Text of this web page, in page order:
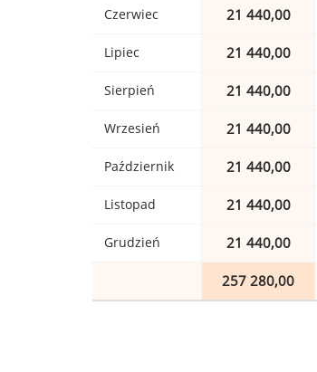
Czerwiec 21 440,00
Lipiec 21 440,00
Sierpień 21 440,00
Wrzesień 21 440,00
Październik 21 440,00
Listopad 21 440,00
Grudzień 21 440,00
257 280,00